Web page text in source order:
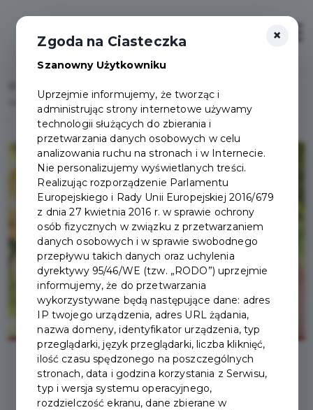
Miejski Plan Adaptacji do Zmian Klimatu - czekamy na Twoją opinię!
2021-07-01
×
Zgoda na Ciasteczka
Szanowny Użytkowniku
Uprzejmie informujemy, że tworząc i
administrując strony internetowe używamy
technologii służących do zbierania i
przetwarzania danych osobowych w celu
analizowania ruchu na stronach i w Internecie.
Nie personalizujemy wyświetlanych treści.
Realizując rozporządzenie Parlamentu
Europejskiego i Rady Unii Europejskiej 2016/679
z dnia 27 kwietnia 2016 r. w sprawie ochrony
osób fizycznych w związku z przetwarzaniem
danych osobowych i w sprawie swobodnego
przepływu takich danych oraz uchylenia
dyrektywy 95/46/WE (tzw. „RODO”) uprzejmie
informujemy, że do przetwarzania
wykorzystywane będą następujące dane: adres
IP twojego urządzenia, adres URL żądania,
nazwa domeny, identyfikator urządzenia, typ
przeglądarki, język przeglądarki, liczba kliknięć,
ilość czasu spędzonego na poszczególnych
stronach, data i godzina korzystania z Serwisu,
typ i wersja systemu operacyjnego,
rozdzielczość ekranu, dane zbierane w